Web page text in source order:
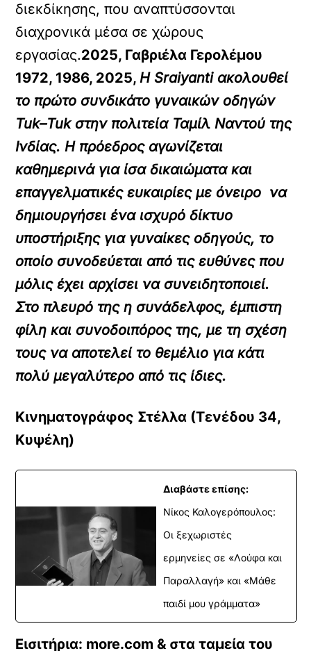
διεκδίκησης, που αναπτύσσονται
διαχρονικά μέσα σε χώρους
εργασίας.2025, Γαβριέλα Γερολέμου
1972, 1986, 2025,ΗSraiyantiακολουθεί
το πρώτο συνδικάτο γυναικών οδηγών
Tuk–Tukστην πολιτεία Ταμίλ Ναντού της
Ινδίας. Η πρόεδρος αγωνίζεται
καθημερινά για ίσα δικαιώματα και
επαγγελματικές ευκαιρίες με όνειρο να
δημιουργήσει ένα ισχυρό δίκτυο
υποστήριξης για γυναίκες οδηγούς, το
οποίο συνοδεύεται από τις ευθύνες που
μόλις έχει αρχίσει να συνειδητοποιεί.
Στο πλευρό της η συνάδελφος, έμπιστη
φίλη και συνοδοιπόρος της, με τη σχέση
τους να αποτελεί το θεμέλιο για κάτι
πολύ μεγαλύτερο από τις ίδιες.
Κινηματογράφος Στέλλα (Τενέδου 34,
Κυψέλη)
Διαβάστε επίσης:
Νίκος Καλογερόπουλος:
Οι ξεχωριστές
ερμηνείες σε «Λούφα και
Παραλλαγή» και «Μάθε
παιδί μου γράμματα»
Εισιτήρια: more.com & στα ταμεία του